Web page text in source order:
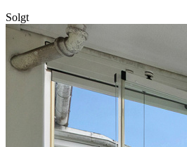
Solgt